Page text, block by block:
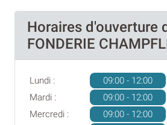
Horaires d'ouverture
FONDERIE
Lundi : 09:00 - 12:00
Mardi :
09:00 - 12:00
Mercredi :
09:00 - 12:00